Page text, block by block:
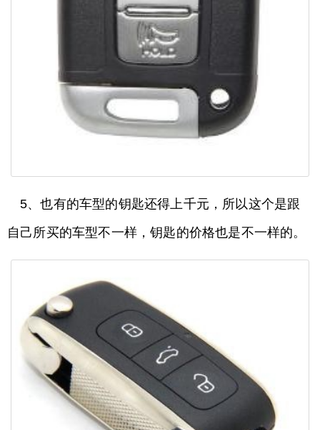
5、也有的车型的钥匙还得上千元，所以这个是跟
自己所买的车型不一样，钥匙的价格也是不一样的。